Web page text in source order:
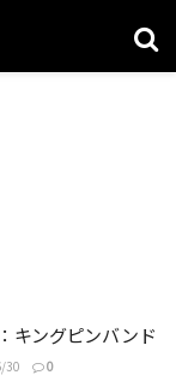
キングピンバンド
30 0